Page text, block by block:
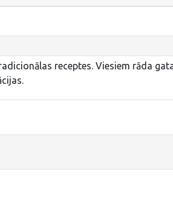
receptes. Viesiem rāda